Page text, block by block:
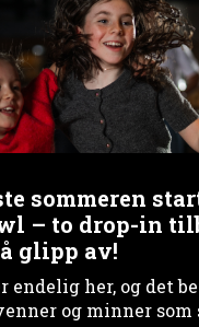
sommeren
– to drop-in
glipp av!
endelig her, og det
og minner som